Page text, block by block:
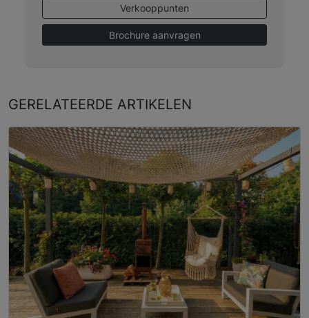
Verkooppunten
Brochure aanvragen
GERELATEERDE ARTIKELEN